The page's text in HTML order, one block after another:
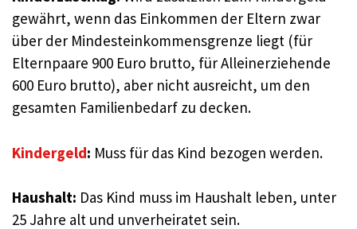
gewährt, wenn das Einkommen der Eltern zwar
über der Mindesteinkommensgrenze liegt (für
Elternpaare 900 Euro brutto, für Alleinerziehende
600 Euro brutto), aber nicht ausreicht, um den
gesamten Familienbedarf zu decken.
Kindergeld: Muss für das Kind bezogen werden.
Haushalt: Das Kind muss im Haushalt leben, unter
25 Jahre alt und unverheiratet sein.